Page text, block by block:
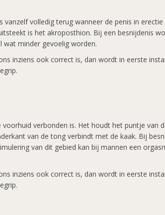
volledig terug wanneer de penis in erectie
is het akroposthion. Bij een besnijdenis
wat minder gevoelig worden.
inziens ook correct is, dan wordt in eerste
verbonden is. Het houdt het puntje van
van de tong verbindt met de kaak. Bij
van dit gebied kan bij mannen een
inziens ook correct is, dan wordt in eerste